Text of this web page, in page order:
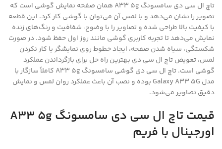
تاچ ال سی دی سامسونگ A33 5g همان صفحه‌ نمایش گوشی است که
تصویر را نشان می‌دهد و با لمس آن می‌توان با گوشی کار کرد. این قطعه
با کیفیت بالا طراحی شده و تصاویر را با وضوح، شفافیت و رنگ‌های زنده
نمایش می‌دهد تا تجربه کاربری گوشی مانند روز اول حفظ شود. در صورت
شکستگی، سیاه شدن صفحه، ایجاد خطوط روی نمایشگر یا کار نکردن
لمس، تعویض تاچ ال‌ سی‌ دی بهترین راه‌ حل برای بازگرداندن عملکرد
گوشی است. تاچ ال سی دی گوشی سامسونگ A33 5g کاملاً سازگار با
مدل Galaxy A33 5G بوده و نصب آن باعث عملکرد روان لمس و نمایش
دقیق تصاویر می‌شود.
قیمت تاچ ال سی دی سامسونگ A33 5g
اورجینال با فریم